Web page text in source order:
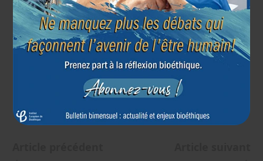
Source : IEB, Belga, et Tertio
Institut Européen de Bioéthique
2 avril 2009